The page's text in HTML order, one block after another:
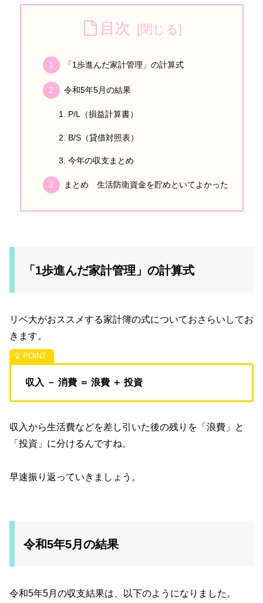
目次
「1歩進んだ家計管理」の計算式
令和5年5月の結果
P/L（損益計算書）
B/S（貸借対照表）
今年の収支まとめ
まとめ 生活防衛資金を貯めといてよかった
「1歩進んだ家計管理」の計算式
リベ大がおススメする家計簿の式についておさらいしてお
きます。
収入 － 消費 ＝ 浪費 ＋ 投資
収入から生活費などを差し引いた後の残りを「浪費」と
「投資」に分けるんですね。
早速振り返っていきましょう。
令和5年5月の結果
令和5年5月の収支結果は、以下のようになりました。